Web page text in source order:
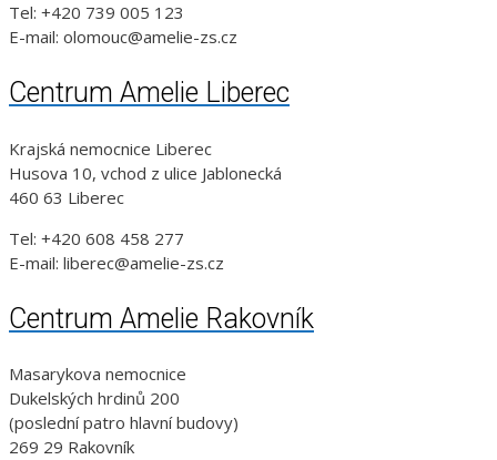
Tel: +420 739 005 123
E-mail: olomouc@amelie-zs.cz
Centrum Amelie Liberec
Krajská nemocnice Liberec
Husova 10, vchod z ulice Jablonecká
460 63 Liberec
Tel: +420 608 458 277
E-mail: liberec@amelie-zs.cz
Centrum Amelie Rakovník
Masarykova nemocnice
Dukelských hrdinů 200
(poslední patro hlavní budovy)
269 29 Rakovník